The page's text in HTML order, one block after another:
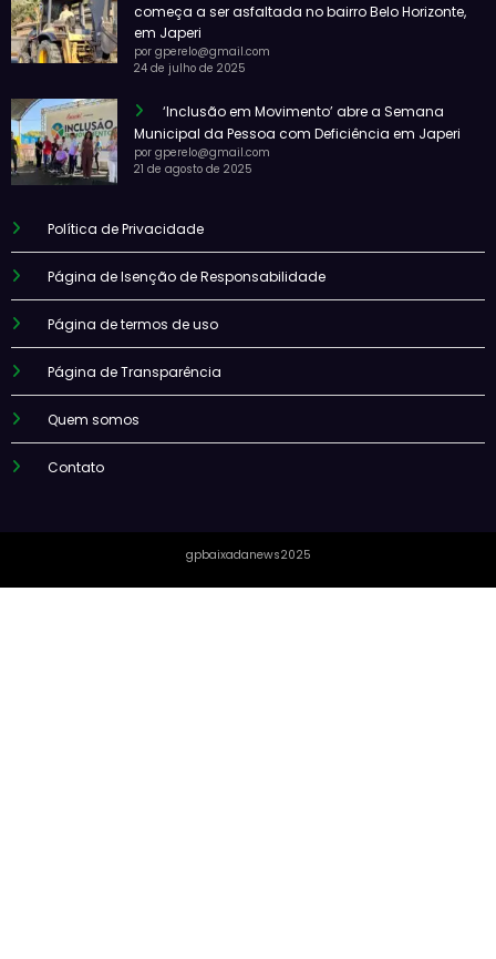
começa a ser asfaltada no bairro Belo Horizonte,
em Japeri
por gperelo@gmail.com
24 de julho de 2025
‘Inclusão em Movimento’ abre a Semana
Municipal da Pessoa com Deficiência em Japeri
por gperelo@gmail.com
21 de agosto de 2025
Política de Privacidade
Página de Isenção de Responsabilidade
Página de termos de uso
Página de Transparência
Quem somos
Contato
gpbaixadanews2025